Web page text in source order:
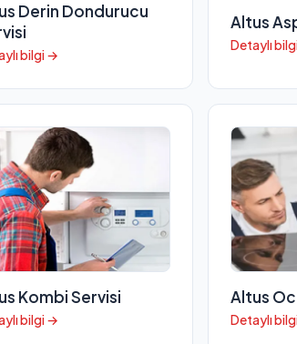
Derin Dondurucu
bilgi →
Altus
Detaylı
Kombi Servisi
bilgi →
Altus
Detaylı